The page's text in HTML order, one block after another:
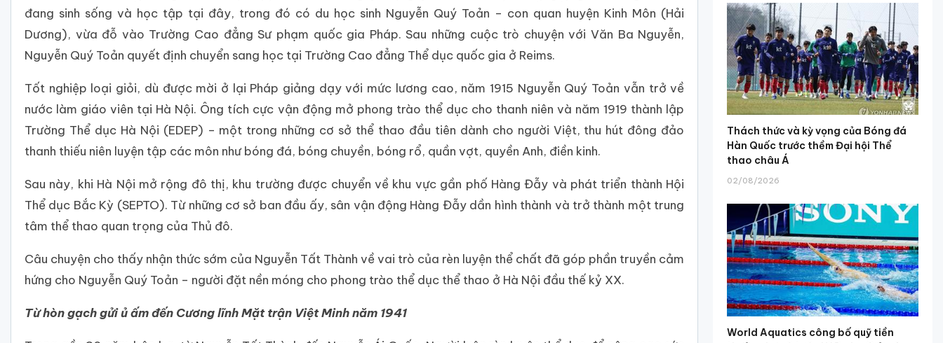
đang sinh sống và học tập tại đây, trong đó có du học sinh Nguyễn Quý Toản – con quan huyện Kinh Môn (Hải
Dương), vừa đỗ vào Trường Cao đẳng Sư phạm quốc gia Pháp. Sau những cuộc trò chuyện với Văn Ba Nguyễn,
Nguyễn Quý Toản quyết định chuyển sang học tại Trường Cao đẳng Thể dục quốc gia ở Reims.
Tốt nghiệp loại giỏi, dù được mời ở lại Pháp giảng dạy với mức lương cao, năm 1915 Nguyễn Quý Toản vẫn trở về
nước làm giáo viên tại Hà Nội. Ông tích cực vận động mở phong trào thể dục cho thanh niên và năm 1919 thành lập
Trường Thể dục Hà Nội (EDEP) – một trong những cơ sở thể thao đầu tiên dành cho người Việt, thu hút đông đảo
thanh thiếu niên luyện tập các môn như bóng đá, bóng chuyền, bóng rổ, quần vợt, quyền Anh, điền kinh.
Sau này, khi Hà Nội mở rộng đô thị, khu trường được chuyển về khu vực gần phố Hàng Đẫy và phát triển thành Hội
Thể dục Bắc Kỳ (SEPTO). Từ những cơ sở ban đầu ấy, sân vận động Hàng Đẫy dần hình thành và trở thành một trung
tâm thể thao quan trọng của Thủ đô.
Câu chuyện cho thấy nhận thức sớm của Nguyễn Tất Thành về vai trò của rèn luyện thể chất đã góp phần truyền cảm
hứng cho Nguyễn Quý Toản – người đặt nền móng cho phong trào thể dục thể thao ở Hà Nội đầu thế kỷ XX.
Từ hòn gạch gửi ủ ấm đến Cương lĩnh Mặt trận Việt Minh năm 1941
Thách thức và kỳ vọng của Bóng đá
Hàn Quốc trước thềm Đại hội Thể
thao châu Á
02/08/2026
World Aquatics công bố quỹ tiền